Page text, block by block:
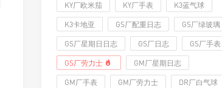
KY厂欧米茄 KY厂手表 K3蓝气球
K3卡地亚 GS厂配重日志 GS厂绿玻璃
GS厂星期日日志 GS厂日志 GS厂手表
GS厂劳力士 GM厂星期日志
GM厂手表 GM厂劳力士 DR厂白气球